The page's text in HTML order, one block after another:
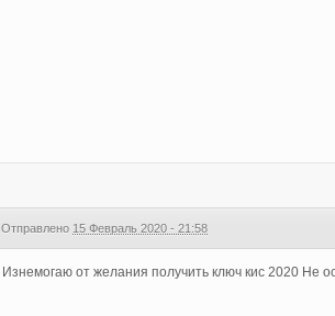
Отправлено 15 Февраль 2020 - 21:58
Изнемогаю от желания получить ключ кис 2020 Не